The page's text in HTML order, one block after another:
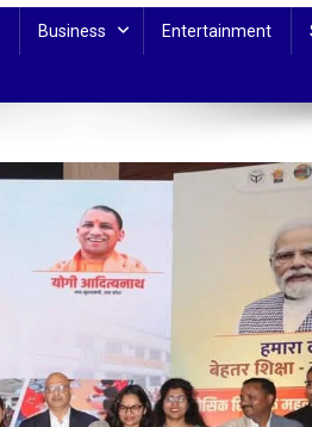
Business Entertainment